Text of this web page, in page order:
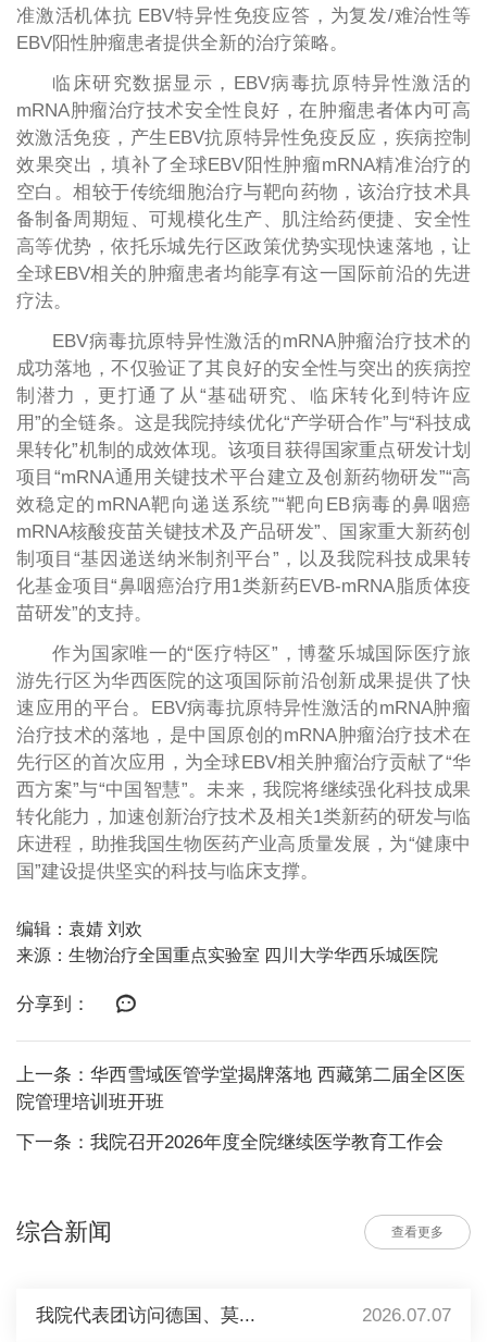
准激活机体抗 EBV特异性免疫应答，为复发/难治性等
EBV阳性肿瘤患者提供全新的治疗策略。
临床研究数据显示，EBV病毒抗原特异性激活的
mRNA肿瘤治疗技术安全性良好，在肿瘤患者体内可高
效激活免疫，产生EBV抗原特异性免疫反应，疾病控制
效果突出，填补了全球EBV阳性肿瘤mRNA精准治疗的
空白。相较于传统细胞治疗与靶向药物，该治疗技术具
备制备周期短、可规模化生产、肌注给药便捷、安全性
高等优势，依托乐城先行区政策优势实现快速落地，让
全球EBV相关的肿瘤患者均能享有这一国际前沿的先进
疗法。
EBV病毒抗原特异性激活的mRNA肿瘤治疗技术的
成功落地，不仅验证了其良好的安全性与突出的疾病控
制潜力，更打通了从“基础研究、临床转化到特许应
用”的全链条。这是我院持续优化“产学研合作”与“科技成
果转化”机制的成效体现。该项目获得国家重点研发计划
项目“mRNA通用关键技术平台建立及创新药物研发”“高
效稳定的mRNA靶向递送系统”“靶向EB病毒的鼻咽癌
mRNA核酸疫苗关键技术及产品研发”、国家重大新药创
制项目“基因递送纳米制剂平台”，以及我院科技成果转
化基金项目“鼻咽癌治疗用1类新药EVB-mRNA脂质体疫
苗研发”的支持。
作为国家唯一的“医疗特区”，博鳌乐城国际医疗旅
游先行区为华西医院的这项国际前沿创新成果提供了快
速应用的平台。EBV病毒抗原特异性激活的mRNA肿瘤
治疗技术的落地，是中国原创的mRNA肿瘤治疗技术在
先行区的首次应用，为全球EBV相关肿瘤治疗贡献了“华
西方案”与“中国智慧”。未来，我院将继续强化科技成果
转化能力，加速创新治疗技术及相关1类新药的研发与临
床进程，助推我国生物医药产业高质量发展，为“健康中
国”建设提供坚实的科技与临床支撑。
编辑：袁婧 刘欢
来源：生物治疗全国重点实验室 四川大学华西乐城医院
分享到：
上一条：华西雪域医管学堂揭牌落地 西藏第二届全区医
院管理培训班开班
下一条：我院召开2026年度全院继续医学教育工作会
综合新闻 查看更多
我院代表团访问德国、莫... 2026.07.07